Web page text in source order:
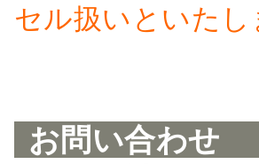
セル扱いといた
お問い合わせ